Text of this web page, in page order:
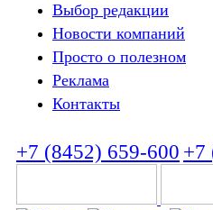
Выбор редакции
Новости компаний
Просто о полезном
Реклама
Контакты
+7 (8452) 659-600 +7